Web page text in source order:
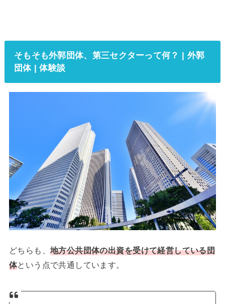
そもそも外郭団体、第三セクターって何？ | 外郭
団体 | 体験談
どちらも、 地方公共団体の出資を受けて経営している団
体という点で共通しています。